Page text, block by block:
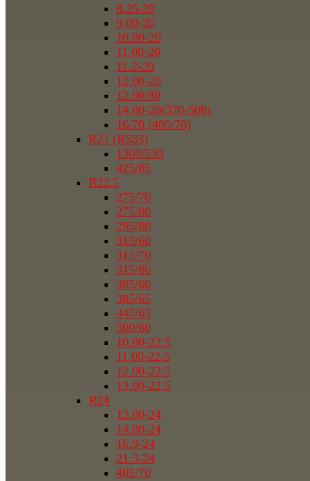
8.25-20
9.00-20
10.00-20
11.00-20
11.2-20
12.00-20
12.00/80
14.00-20(370-508)
16/70 (405/70)
R21 (R533)
1300/530
425/85
R22.5
275/70
275/80
295/80
315/60
315/70
315/80
385/60
385/65
445/65
500/60
10.00-22.5
11.00-22.5
12.00-22.5
13.00-22.5
R24
12.00-24
14.00-24
16.9-24
21.3-24
405/70